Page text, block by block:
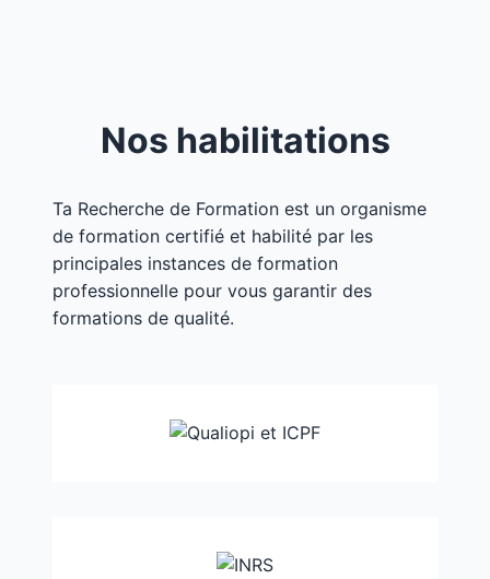
Nos habilitations
Ta Recherche de Formation est un organisme
de formation certifié et habilité par les
principales instances de formation
professionnelle pour vous garantir des
formations de qualité.